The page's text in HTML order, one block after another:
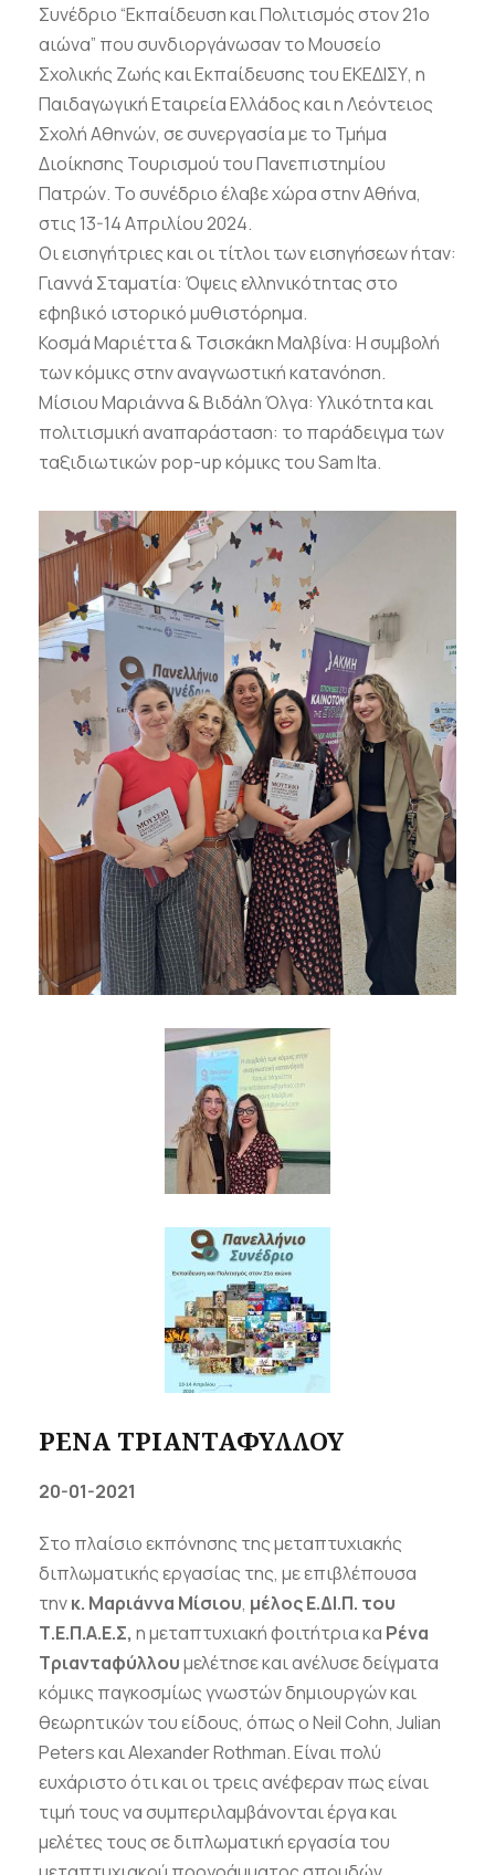
Συνέδριο “Εκπαίδευση και Πολιτισμός στον 21ο
αιώνα” που συνδιοργάνωσαν το Μουσείο
Σχολικής Ζωής και Εκπαίδευσης του ΕΚΕΔΙΣΥ, η
Παιδαγωγική Εταιρεία Ελλάδος και η Λεόντειος
Σχολή Αθηνών, σε συνεργασία με το Τμήμα
Διοίκησης Τουρισμού του Πανεπιστημίου
Πατρών. Το συνέδριο έλαβε χώρα στην Αθήνα,
στις 13-14 Απριλίου 2024.
Οι εισηγήτριες και οι τίτλοι των εισηγήσεων ήταν:
Γιαννά Σταματία: Όψεις ελληνικότητας στο
εφηβικό ιστορικό μυθιστόρημα.
Κοσμά Μαριέττα & Τσισκάκη Μαλβίνα: Η συμβολή
των κόμικς στην αναγνωστική κατανόηση.
Μίσιου Μαριάννα & Βιδάλη Όλγα: Υλικότητα και
πολιτισμική αναπαράσταση: το παράδειγμα των
ταξιδιωτικών pop-up κόμικς του Sam Ita.
ΡΕΝΑ ΤΡΙΑΝΤΑΦΥΛΛΟΥ
20-01-2021
Στο πλαίσιο εκπόνησης της μεταπτυχιακής
διπλωματικής εργασίας της, με επιβλέπουσα
τηνκ. Μαριάννα Μίσιου, μέλος Ε.ΔΙ.Π. του
Τ.Ε.Π.Α.Ε.Σ, η μεταπτυχιακή φοιτήτρια κα Ρένα
Τριανταφύλλουμελέτησε και ανέλυσε δείγματα
κόμικς παγκοσμίως γνωστών δημιουργών και
θεωρητικών του είδους, όπως ο Neil Cohn, Julian
Peters και Αlexander Rothman. Είναι πολύ
ευχάριστο ότι και οι τρεις ανέφεραν πως είναι
τιμή τους να συμπεριλαμβάνονται έργα και
μελέτες τους σε διπλωματική εργασία του